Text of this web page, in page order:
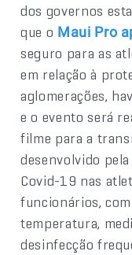
dos governos
que o Maui Pro
seguro para as
em relação à
aglomerações,
e o evento será
filme para a
desenvolvido
Covid-19 nas
funcionários,
temperatura,
desinfecção